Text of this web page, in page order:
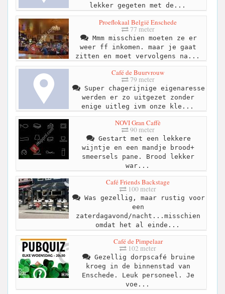
lekker gegeten met de...
Proeflokaal België Enschede
77 meter
Mmm misschien moeten ze er
weer ff inkomen. maar je gaat
zitten en moet vervolgens na...
Café de Buurvrouw
79 meter
Super chagerijnige eigenaresse
werden er zo uitgezet zonder
enige uitleg ivm onze kle...
NOVI Gran Caffè
90 meter
Gestart met een lekkere
wijntje en een mandje brood+
smeersels pane. Brood lekker
war...
Café Friends Backstage
100 meter
Was gezellig, maar rustig voor
een
zaterdagavond/nacht...misschien
omdat het al einde...
Café de Pimpelaar
102 meter
Gezellig dorpscafé bruine
kroeg in de binnenstad van
Enschede. Leuk personeel. Je
voe...